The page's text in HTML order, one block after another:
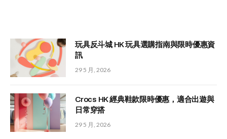
玩具反斗城 HK 玩具選購指南與限時優惠資
訊
29 5 月, 2026
Crocs HK 經典鞋款限時優惠，適合出遊與
日常穿搭
29 5 月, 2026